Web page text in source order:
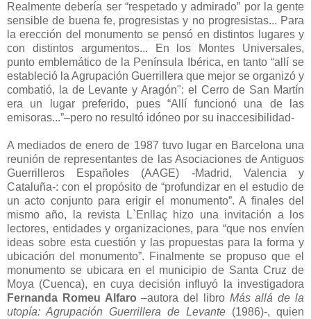
Realmente debería ser “respetado y admirado” por la gente
sensible de buena fe, progresistas y no progresistas... Para
la erección del monumento se pensó en distintos lugares y
con distintos argumentos... En los Montes Universales,
punto emblemático de la Península Ibérica, en tanto “allí se
estableció la Agrupación Guerrillera que mejor se organizó y
combatió, la de Levante y Aragón": el Cerro de San Martín
era un lugar preferido, pues “Allí funcionó una de las
emisoras...”–pero no resultó idóneo por su inaccesibilidad-
A mediados de enero de 1987 tuvo lugar en Barcelona una
reunión de representantes de las Asociaciones de Antiguos
Guerrilleros Españoles (AAGE) -Madrid, Valencia y
Cataluña-: con el propósito de “profundizar en el estudio de
un acto conjunto para erigir el monumento”. A finales del
mismo año, la revista L`Enllaç hizo una invitación a los
lectores, entidades y organizaciones, para “que nos envíen
ideas sobre esta cuestión y las propuestas para la forma y
ubicación del monumento”. Finalmente se propuso que el
monumento se ubicara en el municipio de Santa Cruz de
Moya (Cuenca), en cuya decisión influyó la investigadora
Fernanda Romeu Alfaro –autora del libro Más allá de la
utopía: Agrupación Guerrillera de Levante (1986)-, quien